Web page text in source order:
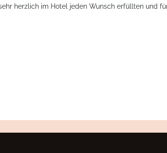
herzlich im Hotel jeden Wunsch erfüllten und